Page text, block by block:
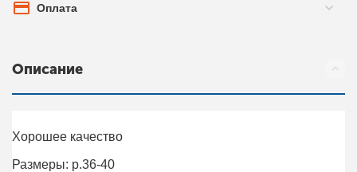
Оплата
Описание
Хорошее качество
Размеры: р.36-40